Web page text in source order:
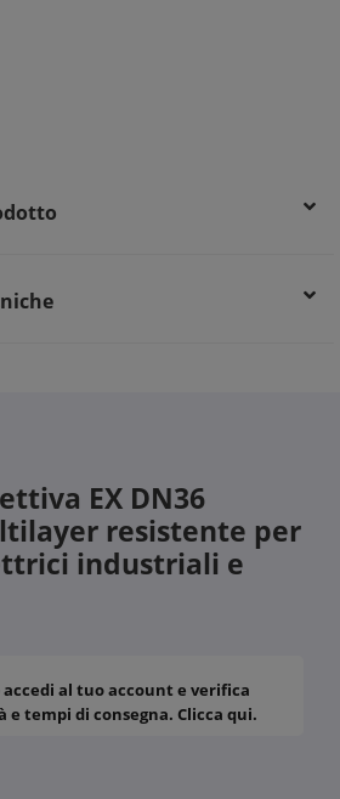
EX DN36
resistente per
industriali e
al tuo account e verifica
e tempi di consegna. Clicca qui.